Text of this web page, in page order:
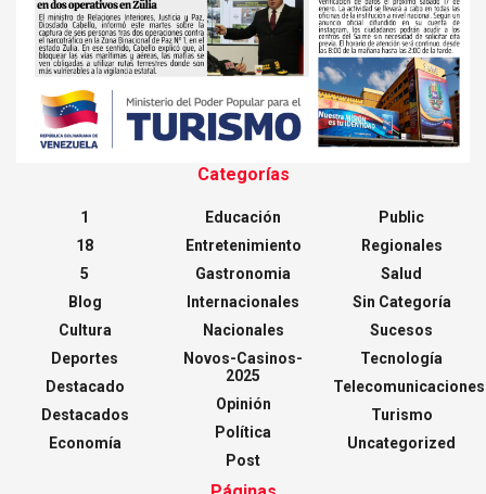
Categorías
1
18
5
Blog
Cultura
Deportes
Destacado
Destacados
Economía
Educación
Entretenimiento
Gastronomia
Internacionales
Nacionales
Novos-Casinos-
2025
Opinión
Política
Post
Public
Regionales
Salud
Sin Categoría
Sucesos
Tecnología
Telecomunicaciones
Turismo
Uncategorized